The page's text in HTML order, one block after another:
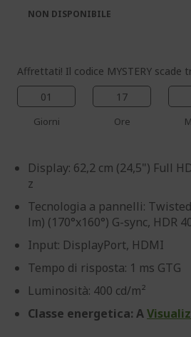
immagini
immagini
Affrettati! Il codice MYSTERY scade
01
Giorni
17
Ore
Display: 62,2 cm (24,5") Full
z
Tecnologia a pannelli:
lm) (170°x160°) G-sync, HDR
Input: DisplayPort, HDMI
Tempo di risposta: 1 ms GTG
Luminosità: 400 cd/m²
Classe energetica: A
NON DISPONIBILE